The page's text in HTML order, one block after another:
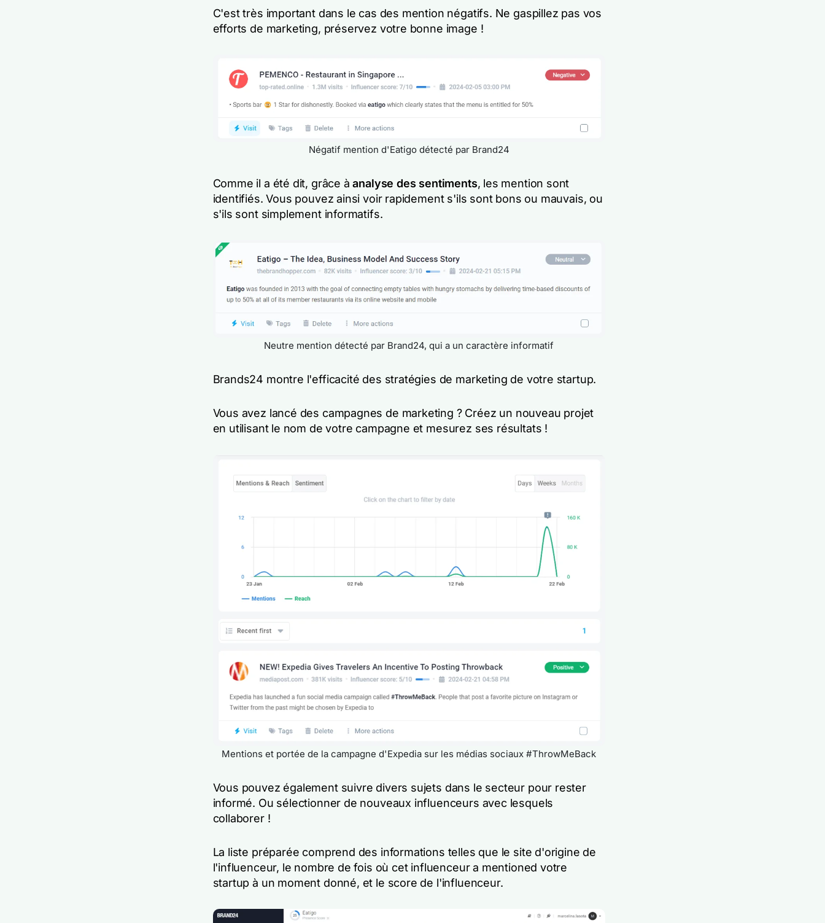
C'est très important dans le cas des mention négatifs. Ne gaspillez pas vos
efforts de marketing, préservez votre bonne image !
Négatif mention d'Eatigo détecté par Brand24
Comme il a été dit, grâce àanalyse des sentiments, les mention sont
identifiés. Vous pouvez ainsi voir rapidement s'ils sont bons ou mauvais, ou
s'ils sont simplement informatifs.
Neutre mention détecté par Brand24, qui a un caractère informatif
Brands24 montre l'efficacité des stratégies de marketing de votre startup.
Vous avez lancé des campagnes de marketing ? Créez un nouveau projet
en utilisant le nom de votre campagne et mesurez ses résultats !
Mentions et portée de la campagne d'Expedia sur les médias sociaux #ThrowMeBack
Vous pouvez également suivre divers sujets dans le secteur pour rester
informé. Ou sélectionner de nouveaux influenceurs avec lesquels
collaborer !
La liste préparée comprend des informations telles que le site d'origine de
l'influenceur, le nombre de fois où cet influenceur a mentioned votre
startup à un moment donné, et le score de l'influenceur.